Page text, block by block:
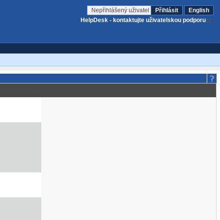
Nepřihlášený uživatel Přihlásit
English
HelpDesk - kontaktujte uživatelskou podporu